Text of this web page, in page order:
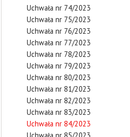
Uchwała nr 74/2023
Uchwała nr 75/2023
Uchwała nr 76/2023
Uchwała nr 77/2023
Uchwała nr 78/2023
Uchwała nr 79/2023
Uchwała nr 80/2023
Uchwała nr 81/2023
Uchwała nr 82/2023
Uchwała nr 83/2023
Uchwała nr 84/2023